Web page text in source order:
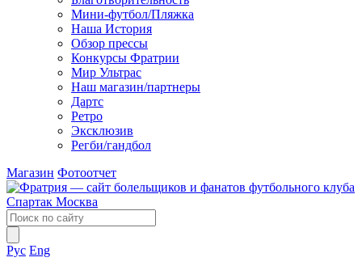
Мини-футбол/Пляжка
Наша История
Обзор прессы
Конкурсы Фратрии
Мир Ультрас
Наш магазин/партнеры
Дартс
Ретро
Эксклюзив
Регби/гандбол
Магазин Фотоотчет
Рус Eng